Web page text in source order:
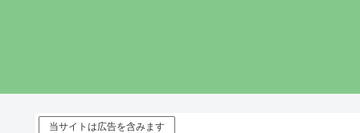
当サイトは広告を含みます